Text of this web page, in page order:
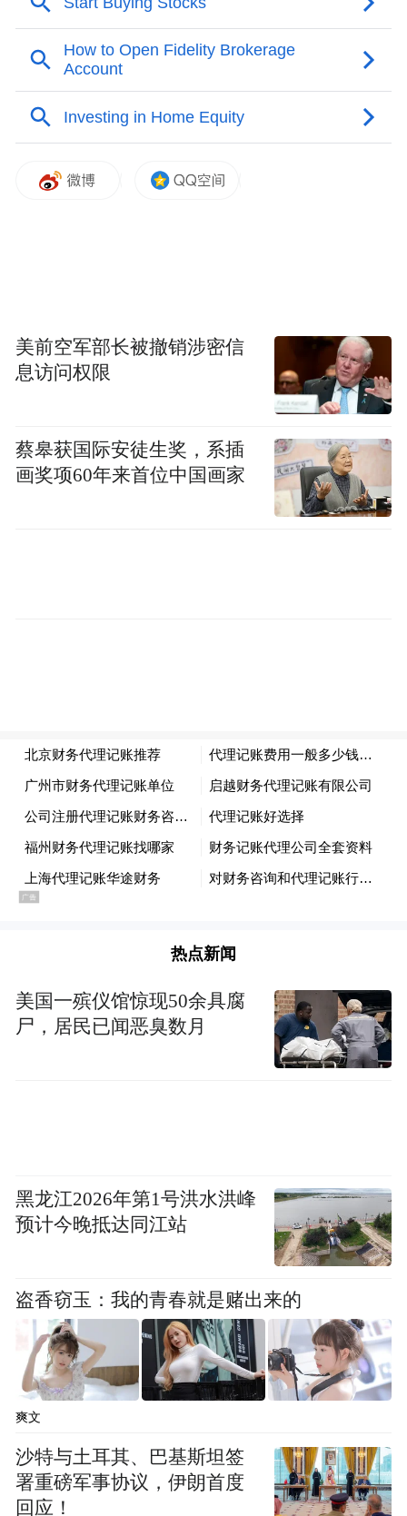
周一秘密提交IPO申请的Anthropic公司，预
计估值约为1万亿美元。
“我们即将迎来新一轮IPO浪潮，SpaceX、
OpenAI和Anthropic等公司将竞相在市场上掀
果人工智能真的要改变世界，为什么科技巨
具体而言， Perkins解释称，早期投资者和公
司内部人士通常无法在IPO后立即出售股
SpaceX将首先向公众出售相对较少的股
票，随着禁售期的结束，更多股票将在首次
公开募股后分阶段开放购买。
他援引美国全国经济研究所（NBER） 2001
写道，并补充说一些著名的IPO也标志着其他
行业（如房地产和商品）的顶峰。
例如有分析统计称，1929年美国经济大萧条
前，铁路、工业巨头密集上市，市场集中度
飙升，随后美股崩盘并引发全球经济危机；
型并最终在2000年破裂，美股又崩了；2021
年，美股再迎IPO盛宴，Rivian更于当年11月
完成超百亿美元的巨型IPO。随后，美股在
票来为购买热门人工智能股票提供资金。
最后，他还指出了SpaceX在S-1文件中一些更
据中心、开采小行星以及在火星上建立小型
社区的雄心壮志。
“傲慢是另一个可能损害人工智能交易的因
素，”他写道：“有人想在月球上建数据中心
吗？”
美前空军部长被撤销涉密信
息访问权限
蔡皋获国际安徒生奖，系插
画奖项60年来首位中国画家
热点新闻
美国一殡仪馆惊现50余具腐
尸，居民已闻恶臭数月
黑龙江2026年第1号洪水洪峰
预计今晚抵达同江站
盗香窃玉：我的青春就是赌出来的
爽文
沙特与土耳其、巴基斯坦签
署重磅军事协议，伊朗首度
回应！